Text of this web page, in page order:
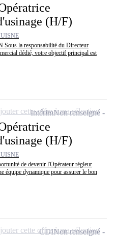
(H/F)
la responsabilité du Directeur
dédié, votre objectif principal est
(H/F)
de devenir l'Opérateur régleur
équipe dynamique pour assurer le bon
IntérimNon renseigné
cette offre à ma sélection
CDINon renseigné
cette offre à ma sélection